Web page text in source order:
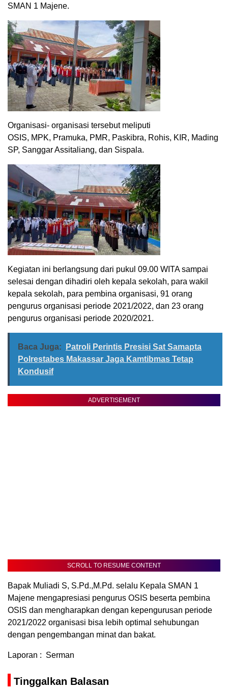
SMAN 1 Majene.
Organisasi- organisasi tersebut meliputi
OSIS, MPK, Pramuka, PMR, Paskibra, Rohis, KIR, Mading
SP, Sanggar Assitaliang, dan Sispala.
Kegiatan ini berlangsung dari pukul 09.00 WITA sampai
selesai dengan dihadiri oleh kepala sekolah, para wakil
kepala sekolah, para pembina organisasi, 91 orang
pengurus organisasi periode 2021/2022, dan 23 orang
pengurus organisasi periode 2020/2021.
Baca Juga:
Patroli Perintis Presisi Sat Samapta
Polrestabes Makassar Jaga Kamtibmas Tetap
Kondusif
ADVERTISEMENT
SCROLL TO RESUME CONTENT
Bapak Muliadi S, S.Pd.,M.Pd. selalu Kepala SMAN 1
Majene mengapresiasi pengurus OSIS beserta pembina
OSIS dan mengharapkan dengan kepengurusan periode
2021/2022 organisasi bisa lebih optimal sehubungan
dengan pengembangan minat dan bakat.
Laporan : Serman
Tinggalkan Balasan